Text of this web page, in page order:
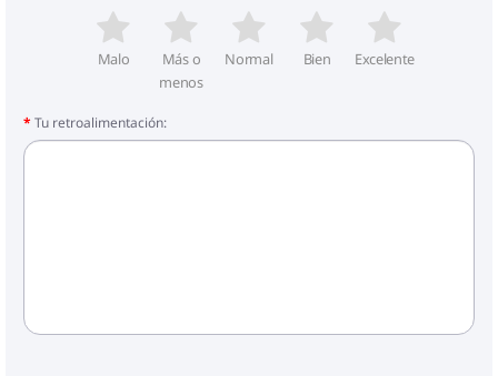
Malo
Más o
menos
Normal Bien Excelente
Tu retroalimentación: